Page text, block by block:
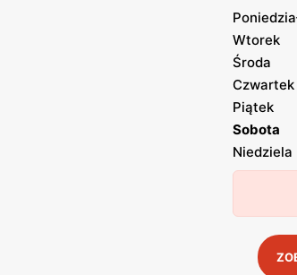
Wtorek
Środa
Czwartek
Piątek
Sobota
Niedziela